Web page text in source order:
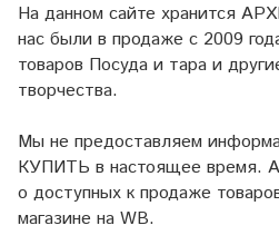
На данном сайте хранится
нас были в продаже с 2009
товаров Посуда и тара и
творчества.
Мы не предоставляем
КУПИТЬ в настоящее время.
о доступных к продаже
магазине на WB.